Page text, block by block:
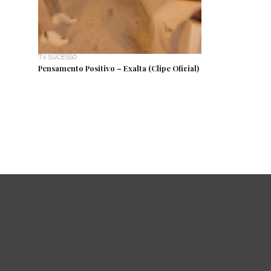
TV SUCESSO
Pensamento Positivo – Exalta (Clipe Oficial)